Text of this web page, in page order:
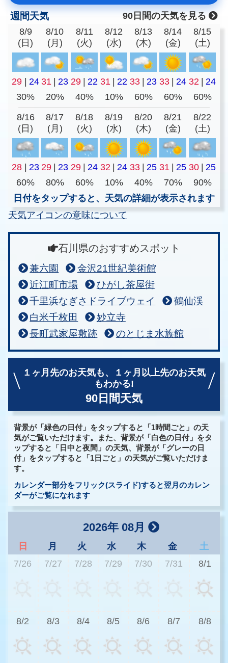
週間天気
90日間の天気を見る
8/9
(日)
8/10
(月)
8/11
(火)
8/12
(水)
8/13
(木)
8/14
(金)
8/15
(土)
29 24 31 23 29 22 31 22 33 23 33 24 32
24
30%
20% 40% 10% 60% 60% 60%
8/16
(日)
8/17
(月)
8/18
(火)
8/19
(水)
8/20
(木)
8/21
(金)
8/22
(土)
28 23 29 23 29 24 32 24 33 25 31 25 30
25
60%
80% 60% 10% 40% 70%
90%
日付をタップすると、天気の詳細が表示されます
天気アイコンの意味について
石川県のおすすめスポット
兼六園
金沢21世紀美術館
近江町市場
ひがし茶屋街
千里浜なぎさドライブウェイ
鶴仙渓
白米千枚田
妙立寺
長町武家屋敷跡
のとじま水族館
１ヶ月先のお天気も、
１ヶ月以上先のお天気
もわかる!
90日間天気
背景が「緑色の日付」をタップすると「1時間ごと」の天
気がご覧いただけます。また、背景が「白色の日付」をタ
ップすると「日中と夜間」の天気、背景が「グレーの日
付」をタップすると「1日ごと」の天気がご覧いただけま
す。
カレンダー部分をフリック(スライド)すると翌月のカレン
ダーがご覧になれます
2026年 08月
日 月 火 水 木 金
土
7/26
7/27 7/28 7/29 7/30 7/31 8/1
8/2 8/3 8/4 8/5 8/6 8/7 8/8